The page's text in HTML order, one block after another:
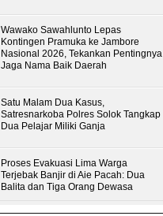
Wawako Sawahlunto Lepas
Kontingen Pramuka ke Jambore
Nasional 2026, Tekankan Pentingnya
Jaga Nama Baik Daerah
Satu Malam Dua Kasus,
Satresnarkoba Polres Solok Tangkap
Dua Pelajar Miliki Ganja
Proses Evakuasi Lima Warga
Terjebak Banjir di Aie Pacah: Dua
Balita dan Tiga Orang Dewasa